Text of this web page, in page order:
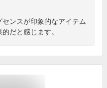
ンスが印象的なアイテム
だと感じます。